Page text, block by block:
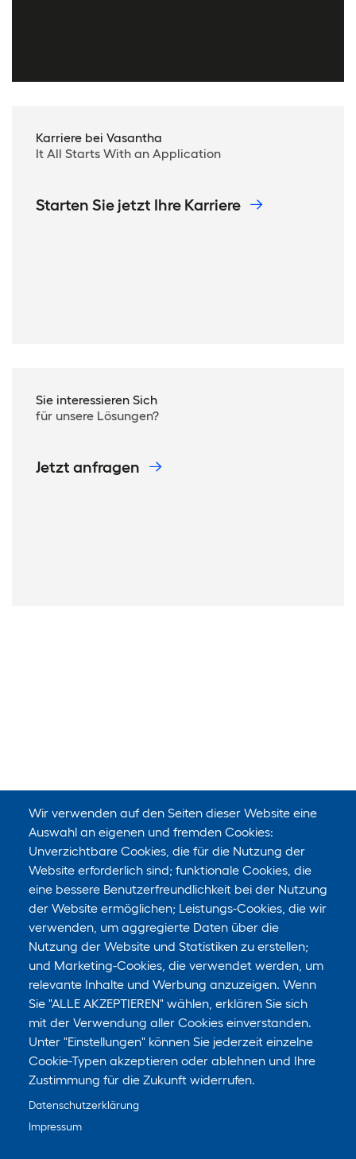
Karriere bei Vasantha
It All Starts With an Application
Starten Sie jetzt Ihre Karriere
Sie interessieren Sich
für unsere Lösungen?
Jetzt anfragen
Wir verwenden auf den Seiten dieser Website eine
Auswahl an eigenen und fremden Cookies:
Unverzichtbare Cookies, die für die Nutzung der
Website erforderlich sind; funktionale Cookies, die
eine bessere Benutzerfreundlichkeit bei der Nutzung
der Website ermöglichen; Leistungs-Cookies, die wir
verwenden, um aggregierte Daten über die
Nutzung der Website und Statistiken zu erstellen;
und Marketing-Cookies, die verwendet werden, um
relevante Inhalte und Werbung anzuzeigen. Wenn
Sie "ALLE AKZEPTIEREN" wählen, erklären Sie sich
mit der Verwendung aller Cookies einverstanden.
Unter "Einstellungen" können Sie jederzeit einzelne
Cookie-Typen akzeptieren oder ablehnen und Ihre
Zustimmung für die Zukunft widerrufen.
Datenschutzerklärung
Impressum